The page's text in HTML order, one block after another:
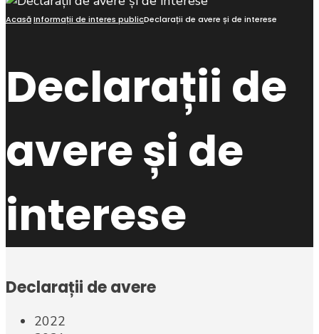
AcasăInformații de interes publicDeclarații de avere și de interese
Declarații de
avere și de
interese
Declarații de avere
2022